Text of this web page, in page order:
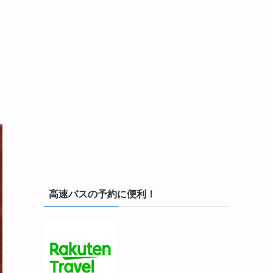
高速バスの予約に便利！